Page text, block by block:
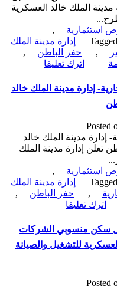
حفر
المركز
الوطني
لتنمية
الغطاء
الملك خالد العسكرية
,
إدارة مدينة الملك
, حفر الباطن
,
اترك تعليقاon
مواقع
للتأجير-
خالد
العسكرية
والصيانة
بحفر
الباطن
مدينة الملك خالد
مدينة الملك خالد
إدارة مدينة الملك
,
إدارة مدينة الملك
, حفر الباطن
,
تعليقاon
استثمارية-
تأجير
محلات
منسوبي الشركات
للتشغيل والصيانة